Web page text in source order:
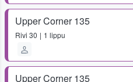
Upper Corner 135
Rivi 30 1 lippu
Upper Corner 135